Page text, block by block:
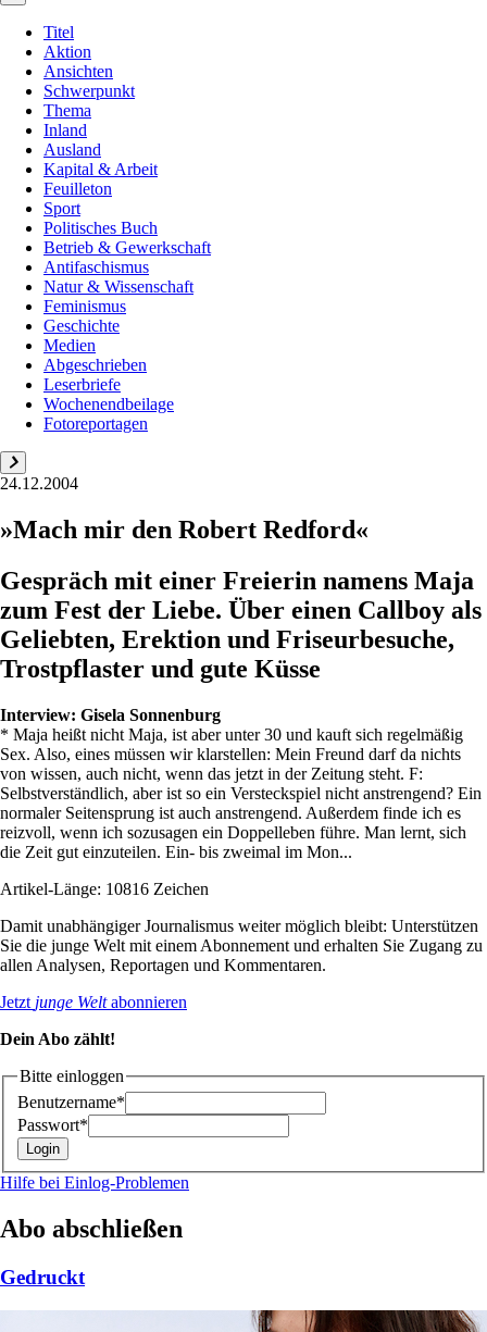
Titel
Aktion
Ansichten
Schwerpunkt
Thema
Inland
Ausland
Kapital & Arbeit
Feuilleton
Sport
Politisches Buch
Betrieb & Gewerkschaft
Antifaschismus
Natur & Wissenschaft
Feminismus
Geschichte
Medien
Abgeschrieben
Leserbriefe
Wochenendbeilage
Fotoreportagen
24.12.2004
»Mach mir den Robert Redford«
Gespräch mit einer Freierin namens Maja
zum Fest der Liebe. Über einen Callboy als
Geliebten, Erektion und Friseurbesuche,
Trostpflaster und gute Küsse
Interview: Gisela Sonnenburg
* Maja heißt nicht Maja, ist aber unter 30 und kauft sich regelmäßig
Sex. Also, eines müssen wir klarstellen: Mein Freund darf da nichts
von wissen, auch nicht, wenn das jetzt in der Zeitung steht. F:
Selbstverständlich, aber ist so ein Versteckspiel nicht anstrengend? Ein
normaler Seitensprung ist auch anstrengend. Außerdem finde ich es
reizvoll, wenn ich sozusagen ein Doppelleben führe. Man lernt, sich
die Zeit gut einzuteilen. Ein- bis zweimal im Mon...
Artikel-Länge: 10816 Zeichen
Damit unabhängiger Journalismus weiter möglich bleibt: Unterstützen
Sie die junge Welt mit einem Abonnement und erhalten Sie Zugang zu
allen Analysen, Reportagen und Kommentaren.
Jetzt junge Weltabonnieren
Dein Abo zählt!
Bitte einloggen
Benutzername*
Passwort*
Hilfe bei Einlog-Problemen
Abo abschließen
Gedruckt